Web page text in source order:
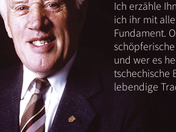
Ich erzähle
ich ihr mit
Fundament.
und wer es
tschechische
lebendige